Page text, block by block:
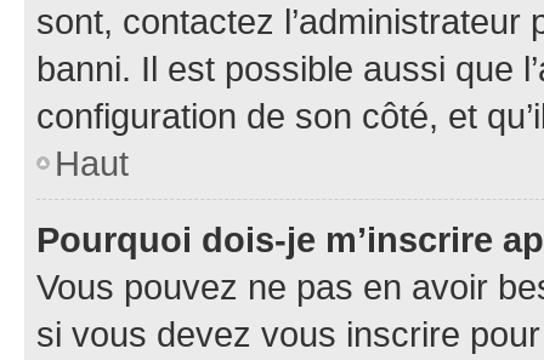
sont, contactez l’administrateur
banni. Il est possible aussi que
configuration de son côté, et
Haut
Pourquoi dois-je m’inscrire
Vous pouvez ne pas en avoir
si vous devez vous inscrire